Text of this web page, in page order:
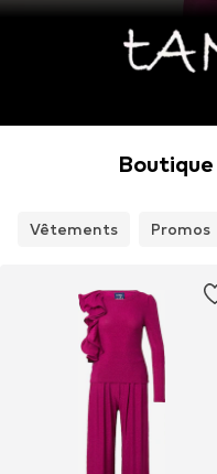
Vêtements Promos